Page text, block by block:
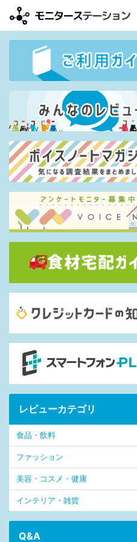
レビューカテゴリ
食品・飲料
ファッション
美容・コスメ・健康
インテリア・雑貨
Q&A